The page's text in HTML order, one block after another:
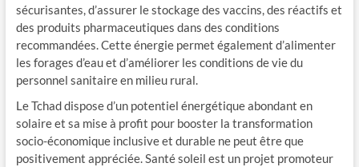
sécurisantes, d’assurer le stockage des vaccins, des réactifs et
des produits pharmaceutiques dans des conditions
recommandées. Cette énergie permet également d’alimenter
les forages d’eau et d’améliorer les conditions de vie du
personnel sanitaire en milieu rural.
Le Tchad dispose d’un potentiel énergétique abondant en
solaire et sa mise à profit pour booster la transformation
socio-économique inclusive et durable ne peut être que
positivement appréciée. Santé soleil est un projet promoteur